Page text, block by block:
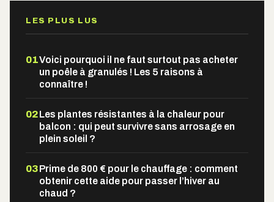
LES PLUS LUS
01Voici pourquoi il ne faut surtout pas acheter
un poêle à granulés ! Les 5 raisons à
connaître !
02Les plantes résistantes à la chaleur pour
balcon : qui peut survivre sans arrosage en
plein soleil ?
03Prime de 800 € pour le chauffage : comment
obtenir cette aide pour passer l’hiver au
chaud ?